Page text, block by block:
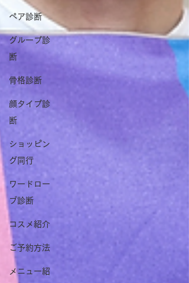
ペア診断
グループ診
断
骨格診断
顔タイプ診
断
ショッピン
グ同行
ワードロー
ブ診断
コスメ紹介
ご予約方法
メニュー紹